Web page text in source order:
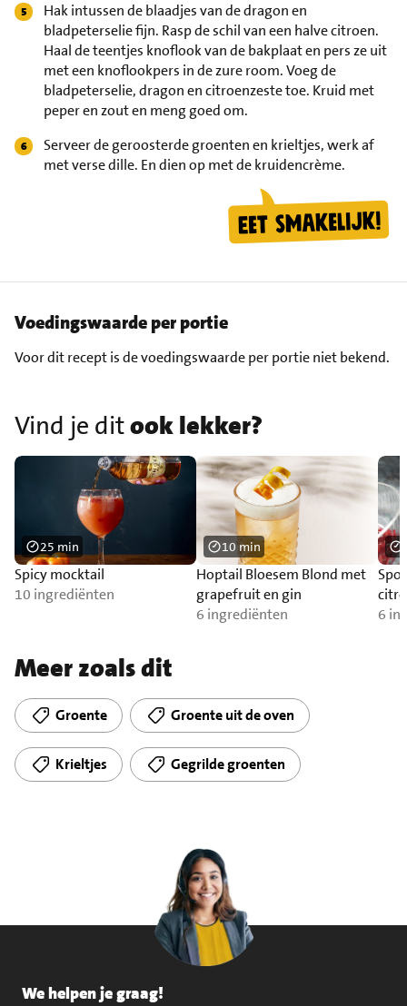
Hak intussen de blaadjes van de dragon en
bladpeterselie fijn. Rasp de schil van een halve citroen.
Haal de teentjes knoflook van de bakplaat en pers ze uit
met een knoflookpers in de zure room. Voeg de
bladpeterselie, dragon en citroenzeste toe. Kruid met
peper en zout en meng goed om.
Serveer de geroosterde groenten en krieltjes, werk af
met verse dille. En dien op met de kruidencrème.
Voedingswaarde per portie
Voor dit recept is de voedingswaarde per portie niet bekend.
Vind je ditook lekker?
Spicy mocktail
10 ingrediënten
25 min
Hoptail Bloesem Blond met
grapefruit en gin
6 ingrediënten
10 min
6
Meer zoals dit
Groente Groente uit de oven
Krieltjes Gegrilde groenten
We helpen je graag!